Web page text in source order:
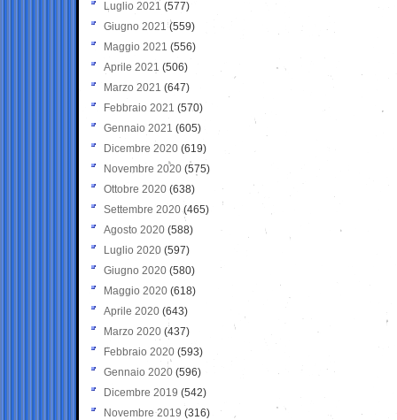
Luglio 2021 (577)
Giugno 2021(559)
Maggio 2021 (556)
Aprile 2021 (506)
Marzo 2021 (647)
Febbraio 2021 (570)
Gennaio 2021 (605)
Dicembre 2020 (619)
Novembre 2020 (575)
Ottobre 2020 (638)
Settembre 2020(465)
Agosto 2020 (588)
Luglio 2020 (597)
Giugno 2020 (580)
Maggio 2020 (618)
Aprile 2020 (643)
Marzo 2020 (437)
Febbraio 2020 (593)
Gennaio 2020 (596)
Dicembre 2019 (542)
Novembre 2019 (316)